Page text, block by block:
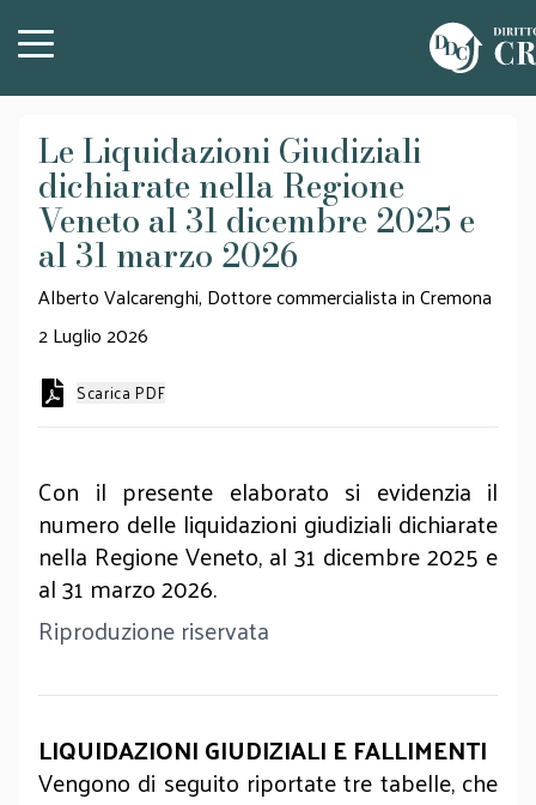
Le Liquidazioni Giudiziali
dichiarate nella Regione
Veneto al 31 dicembre 2025 e
al 31 marzo 2026
Alberto Valcarenghi, Dottore commercialista in Cremona
2 Luglio 2026
Scarica PDF
Con il presente elaborato si evidenzia il
numero delle liquidazioni giudiziali dichiarate
nella Regione Veneto, al 31 dicembre 2025 e
al 31 marzo 2026.
Riproduzione riservata
LIQUIDAZIONI GIUDIZIALI E FALLIMENTI
Vengono di seguito riportate tre tabelle, che